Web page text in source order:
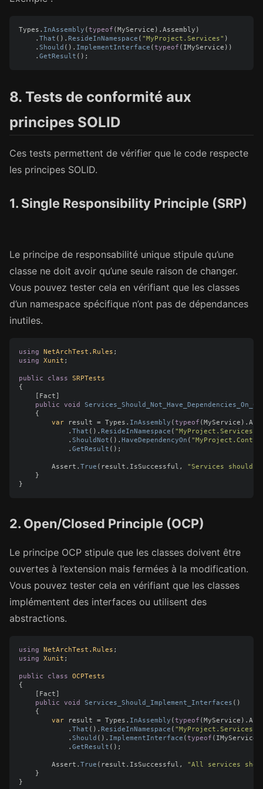
Types . InAssembly ( typeof ( MyService ). Assembly )
. That (). ResideInNamespace ( "MyProject.Services" )
. Should (). ImplementInterface ( typeof ( IMyService ))
. GetResult ();
8. Tests de conformité aux
principes SOLID
Ces tests permettent de vérifier que le code respecte
les principes SOLID.
1. Single Responsibility Principle (SRP)
Le principe de responsabilité unique stipule qu’une
classe ne doit avoir qu’une seule raison de changer.
Vous pouvez tester cela en vérifiant que les classes
d’un namespace spécifique n’ont pas de dépendances
inutiles.
using NetArchTest.Rules ;
using
Xunit ;
public class
SRPTests
{
Fact
public
void
{
var
result = Types . InAssembly ( typeof ( MyService ).
. That (). ResideInNamespace ( "MyProject.Services"
. ShouldNot (). HaveDependencyOn (
. GetResult ();
Assert . True ( result . IsSuccessful ,
"Services should
}
}
2. Open/Closed Principle (OCP)
Le principe OCP stipule que les classes doivent être
ouvertes à l’extension mais fermées à la modification.
Vous pouvez tester cela en vérifiant que les classes
implémentent des interfaces ou utilisent des
abstractions.
using NetArchTest.Rules ;
using
Xunit ;
public class
OCPTests
{
Fact
public
void Services_Should_Implement_Interfaces ()
{
var
result = Types . InAssembly ( typeof ( MyService ).
. That (). ResideInNamespace ( "MyProject.Services"
. Should (). ImplementInterface ( typeof ( IMyService
. GetResult ();
Assert . True ( result . IsSuccessful ,
"All services
}
}